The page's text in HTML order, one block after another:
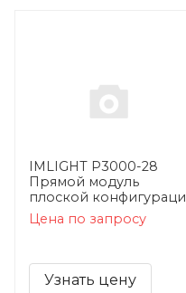
IMLIGHT P3000-28
Прямой модуль
плоской конфигураци
Цена по запросу
Узнать цену